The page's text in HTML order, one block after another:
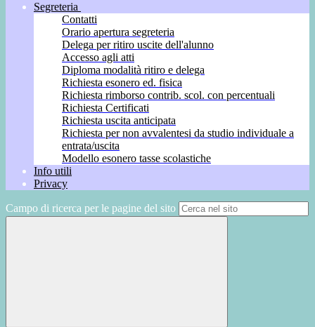
Segreteria
Contatti
Orario apertura segreteria
Delega per ritiro uscite dell'alunno
Accesso agli atti
Diploma modalità ritiro e delega
Richiesta esonero ed. fisica
Richiesta rimborso contrib. scol. con percentuali
Richiesta Certificati
Richiesta uscita anticipata
Richiesta per non avvalentesi da studio individuale a
entrata/uscita
Modello esonero tasse scolastiche
Info utili
Privacy
Campo di ricerca per le pagine del sito